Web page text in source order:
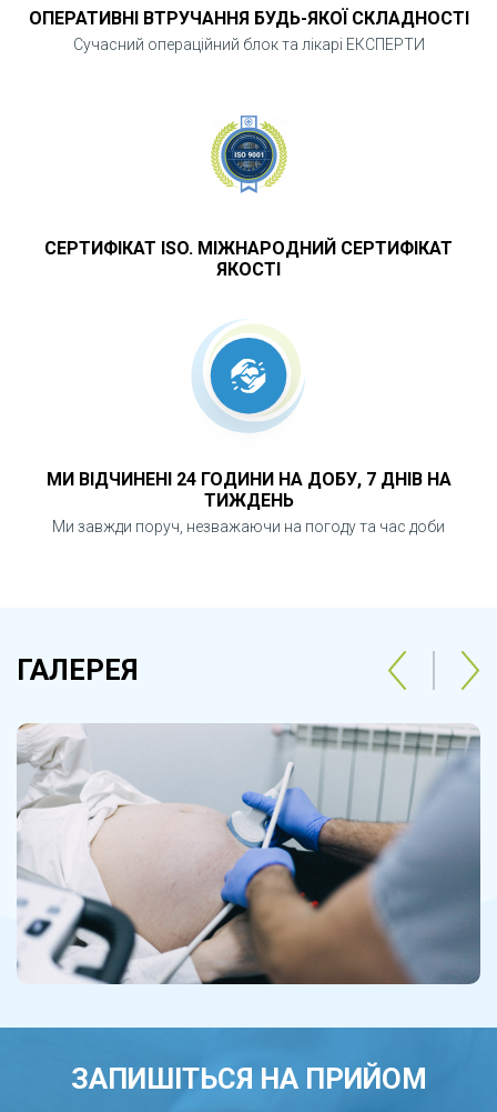
ОПЕРАТИВНІ ВТРУЧАННЯ БУДЬ-ЯКОЇ СКЛАДНОСТІ
Сучасний операційний блок та лікарі ЕКСПЕРТИ
СЕРТИФІКАТ ISO. МІЖНАРОДНИЙ СЕРТИФІКАТ
ЯКОСТІ
МИ ВІДЧИНЕНІ 24 ГОДИНИ НА ДОБУ, 7 ДНІВ НА
ТИЖДЕНЬ
Ми завжди поруч, незважаючи на погоду та час доби
ГАЛЕРЕЯ
ЗАПИШІТЬСЯ НА ПРИЙОМ